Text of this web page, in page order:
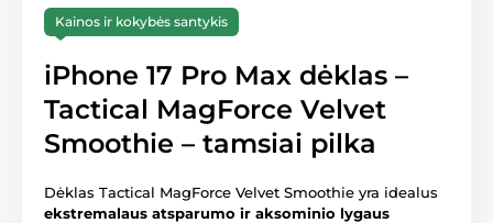
Kainos ir kokybės santykis
iPhone 17 Pro Max dėklas –
Tactical MagForce Velvet
Smoothie – tamsiai pilka
Dėklas Tactical MagForce Velvet Smoothie yra idealus
ekstremalaus atsparumo ir aksominio lygaus